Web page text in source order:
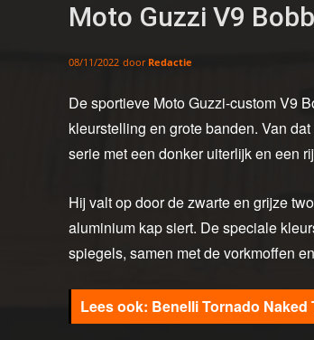
Moto Guzzi V9
08/11/2022 door Redactie
De sportieve Moto Guzzi-custom V9
kleurstelling en grote banden. Van
serie met een donker uiterlijk en een
Hij valt op door de zwarte en grijze
aluminium kap siert. De speciale
spiegels, samen met de vorkmoffen
Benelli Tornado Naked